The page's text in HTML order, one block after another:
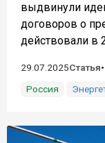
выдвинули
договоров о
действовали в
29.07.2025Статья
Россия